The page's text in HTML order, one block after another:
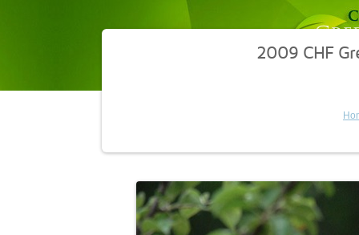
2009 CHF